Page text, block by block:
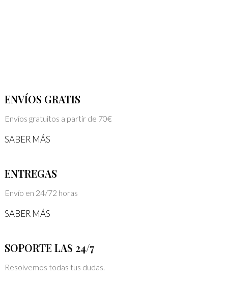
ENVÍOS GRATIS
Envíos gratuitos a partir de 70€
SABER MÁS
ENTREGAS
Envío en 24/72 horas
SABER MÁS
SOPORTE LAS 24/7
Resolvemos todas tus dudas.